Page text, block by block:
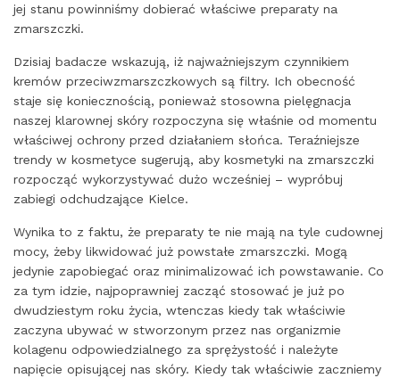
jej stanu powinniśmy dobierać właściwe preparaty na
zmarszczki.
Dzisiaj badacze wskazują, iż najważniejszym czynnikiem
kremów przeciwzmarszczkowych są filtry. Ich obecność
staje się koniecznością, ponieważ stosowna pielęgnacja
naszej klarownej skóry rozpoczyna się właśnie od momentu
właściwej ochrony przed działaniem słońca. Teraźniejsze
trendy w kosmetyce sugerują, aby kosmetyki na zmarszczki
rozpocząć wykorzystywać dużo wcześniej – wypróbuj
zabiegi odchudzające Kielce.
Wynika to z faktu, że preparaty te nie mają na tyle cudownej
mocy, żeby likwidować już powstałe zmarszczki. Mogą
jedynie zapobiegać oraz minimalizować ich powstawanie. Co
za tym idzie, najpoprawniej zacząć stosować je już po
dwudziestym roku życia, wtenczas kiedy tak właściwie
zaczyna ubywać w stworzonym przez nas organizmie
kolagenu odpowiedzialnego za sprężystość i należyte
napięcie opisującej nas skóry. Kiedy tak właściwie zaczniemy